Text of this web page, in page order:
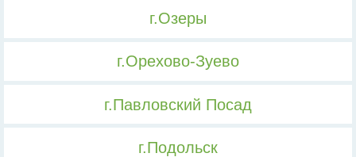
г.Озеры
г.Орехово-Зуево
г.Павловский Посад
г.Подольск